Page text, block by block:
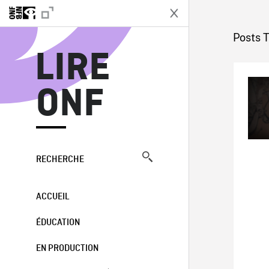
LIRE
ONF
RECHERCHE
ACCUEIL
ÉDUCATION
EN PRODUCTION
Posts